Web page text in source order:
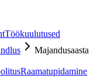
Töökuulutused
Majandusaasta
Raamatupidamine